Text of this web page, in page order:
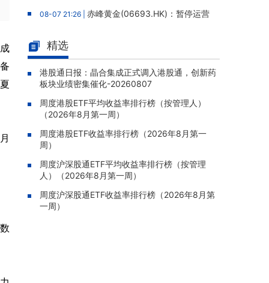
08-07 21:26 | 赤峰黄金(06693.HK)：暂停运营
人民币5,406万元
08-07 20:07 |灵宝黄金(03330.HK)：新疆哈巴
河勘查取得重大进展，保有金金属量由13.20吨
跃升至53.94吨
08-07 20:04 |迅策(03317.HK)：与天合算力订
立战略合作备忘，共探能源垂类大模型与Toke
n工厂商业化
08-07 20:02 |
中国泛半导体IMSS市场排名第三
08-07 19:47 | 浙能迈领绿航二次递表港交所，为
全球领先的绿色航运设备和系统提供商
08-07 19:09 |
精选
港股通日报：晶合集成正式调入港股通，创新药
板块业绩密集催化-20260807
周度港股ETF平均收益率排行榜（按管理人）
（2026年8月第一周）
周度港股ETF收益率排行榜（2026年8月第一
周）
周度沪深股通ETF平均收益率排行榜（按管理
人）（2026年8月第一周）
周度沪深股通ETF收益率排行榜（2026年8月第
一周）